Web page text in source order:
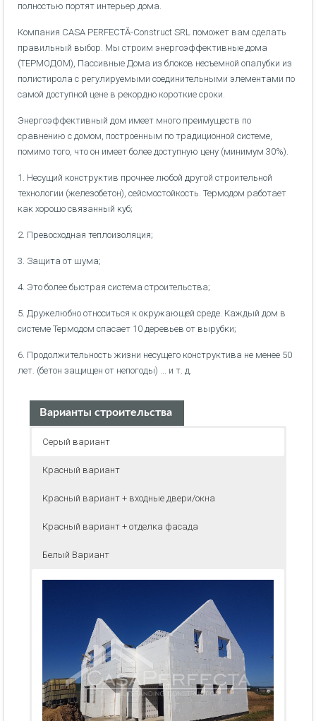
полностью портят интерьер дома.
Компания CASA PERFECTĂ-Construct SRL поможет вам сделать
правильный выбор. Мы строим энергоэффективные дома
(ТЕРМОДОМ), Пассивные Дома из блоков несъемной опалубки из
полистирола с регулируемыми соединительными элементами по
самой доступной цене в рекордно короткие сроки.
Энергоэффективный дом имеет много преимуществ по
сравнению с домом, построенным по традиционной системе,
помимо того, что он имеет более доступную цену (минимум 30%).
1. Несущий конструктив прочнее любой другой строительной
технологии (железобетон), сейсмостойкость. Термодом работает
как хорошо связанный куб;
2. Превосходная теплоизоляция;
3. Защита от шума;
4. Это более быстрая система строительства;
5. Дружелюбно относиться к окружающей среде. Каждый дом в
системе Термодом спасает 10 деревьев от вырубки;
6. Продолжительность жизни несущего конструктива не менее 50
лет. (бетон защищен от непогоды) ... и т. д.
Варианты строительства
Серый вариант
Красный вариант
Красный вариант + входные двери/окна
Красный вариант + отделка фасада
Белый Вариант